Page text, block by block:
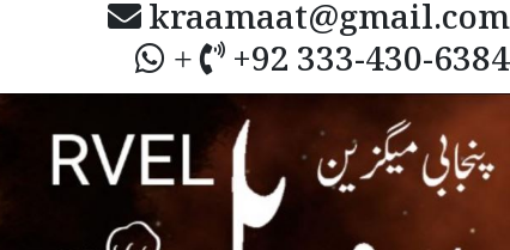
kraamaat@gmail.com
+ +92 333-430-6384